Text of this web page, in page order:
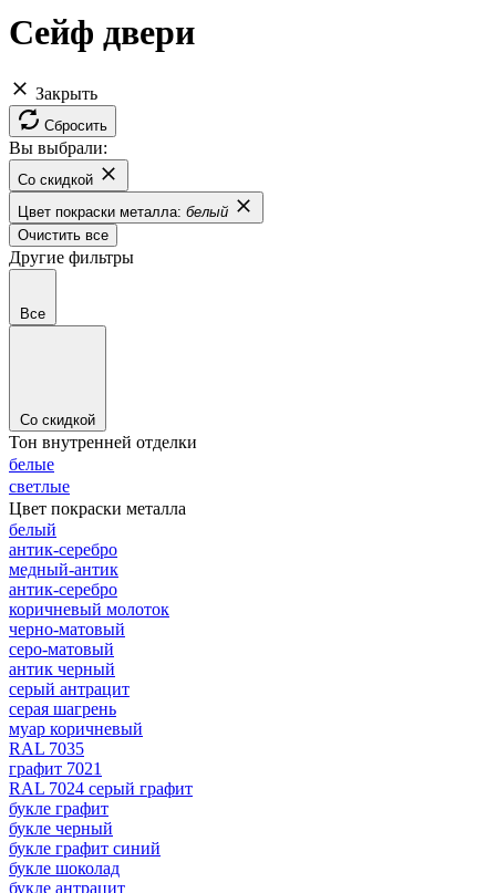
Сейф двери
Закрыть
Сбросить
Вы выбрали:
Со скидкой
Цвет покраски металла: белый
Очистить все
Другие фильтры
Все
Со скидкой
Тон внутренней отделки
белые
светлые
Цвет покраски металла
белый
антик-серебро
медный-антик
антик-серебро
коричневый молоток
черно-матовый
серо-матовый
антик черный
серый антрацит
серая шагрень
муар коричневый
RAL 7035
графит 7021
RAL 7024 серый графит
букле графит
букле черный
букле графит синий
букле шоколад
букле антрацит